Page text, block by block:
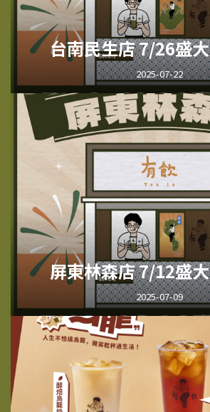
台南民生店 7/26盛
2025-07-22
屏東林森店 7/12盛
2025-07-09